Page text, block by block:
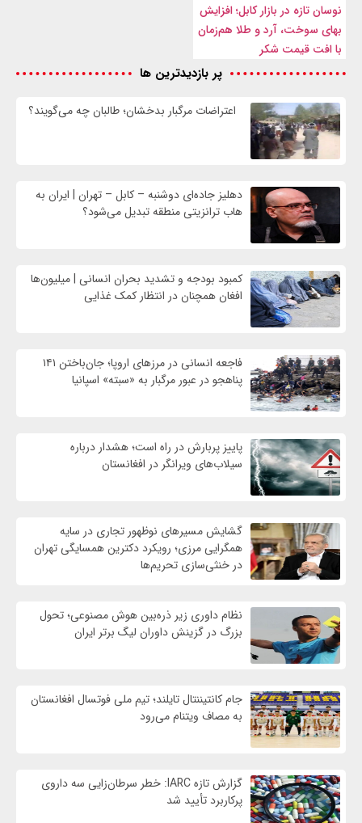
نوسان تازه در بازار کابل؛ افزایش
بهای سوخت، آرد و طلا هم‌زمان
با افت قیمت شکر
پر بازدیدترین ها
اعتراضات مرگبار بدخشان؛ طالبان چه می‌گویند؟
دهلیز جاده‌ای دوشنبه – کابل – تهران | ایران به
هاب ترانزیتی منطقه تبدیل می‌شود؟
کمبود بودجه و تشدید بحران انسانی | میلیون‌ها
افغان همچنان در انتظار کمک غذایی
فاجعه انسانی در مرزهای اروپا؛ جان‌باختن ۱۴۱
پناهجو در عبور مرگبار به «سبته» اسپانیا
پاییز پربارش در راه است؛ هشدار درباره
سیلاب‌های ویرانگر در افغانستان
گشایش مسیرهای نوظهور تجاری در سایه
همگرایی مرزی؛ رویکرد دکترین همسایگی تهران
در خنثی‌سازی تحریم‌ها
نظام داوری زیر ذره‌بین هوش مصنوعی؛ تحول
بزرگ در گزینش داوران لیگ برتر ایران
جام کانتیننتال تایلند؛ تیم ملی فوتسال افغانستان
به مصاف ویتنام می‌رود
گزارش تازه IARC: خطر سرطان‌زایی سه داروی
پرکاربرد تأیید شد